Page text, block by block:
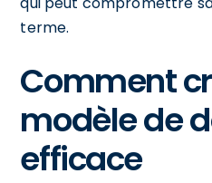
terme.
Comment
modèle de
efficace